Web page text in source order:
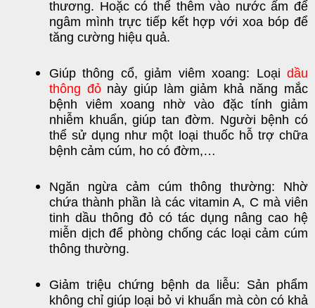
thương. Hoặc có thể thêm vào nước ấm để
ngâm mình trực tiếp kết hợp với xoa bóp để
tăng cường hiệu quả.
Giúp thông cổ, giảm viêm xoang: Loại dầu
thông đỏnày giúp làm giảm khả năng mắc
bệnh viêm xoang nhờ vào đặc tính giảm
nhiễm khuẩn, giúp tan đờm. Người bệnh có
thể sử dụng như một loại thuốc hỗ trợ chữa
bệnh cảm cúm, ho có đờm,…
Ngăn ngừa cảm cúm thông thường: Nhờ
chứa thành phần là các vitamin A, C màviên
tinh dầu thông đỏ có tác dụng nâng cao hệ
miễn dịch để phòng chống các loại cảm cúm
thông thường.
Giảm triệu chứng bệnh da liễu: Sản phẩm
không chỉ giúp loại bỏ vi khuẩn mà còn có khả